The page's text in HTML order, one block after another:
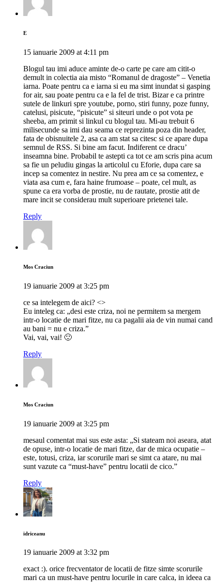
E
15 ianuarie 2009 at 4:11 pm
Blogul tau imi aduce aminte de-o carte pe care am citit-o
demult in colectia aia misto “Romanul de dragoste” – Venetia
iarna. Poate pentru ca e iarna si eu ma simt inundat si gasping
for air, sau poate pentru ca e la fel de trist. Bizar e ca printre
sutele de linkuri spre youtube, porno, stiri funny, poze funny,
catelusi, pisicute, “pisicute” si siteuri unde o pot vota pe
sheeba, am primit si linkul cu blogul tau. Mi-au trebuit 6
milisecunde sa imi dau seama ce reprezinta poza din header,
fata de obisnuitele 2, asa ca am stat sa citesc si ce apare dupa
semnul de RSS. Si bine am facut. Indiferent ce dracu’
inseamna bine. Probabil te astepti ca tot ce am scris pina acum
sa fie un peludiu gingas la articolul cu Eforie, dupa care sa
incep sa comentez in nestire. Nu prea am ce sa comentez, e
viata asa cum e, fara haine frumoase – poate, cel mult, as
spune ca era vorba de prostie, nu de rautate, prostie atit de
mare incit se considerau mult superioare prietenei tale.
Reply
Mos Craciun
19 ianuarie 2009 at 3:25 pm
ce sa intelegem de aici? <>
Eu inteleg ca: „desi este criza, noi ne permitem sa mergem
intr-o locatie de mari fitze, nu ca pagalii aia de vin numai cand
au bani = nu e criza.”
Vai, vai, vai! 🙂
Reply
Mos Craciun
19 ianuarie 2009 at 3:25 pm
mesaul comentat mai sus este asta: „Si stateam noi aseara, atat
de opuse, intr-o locatie de mari fitze, dar de mica ocupatie –
este, totusi, criza, iar scorurile mari se simt ca atare, nu mai
sunt vazute ca “must-have” pentru locatii de cico.”
Reply
idriceanu
19 ianuarie 2009 at 3:32 pm
exact :). orice frecventator de locatii de fitze simte scorurile
mari ca un must-have pentru locurile in care calca, in ideea ca